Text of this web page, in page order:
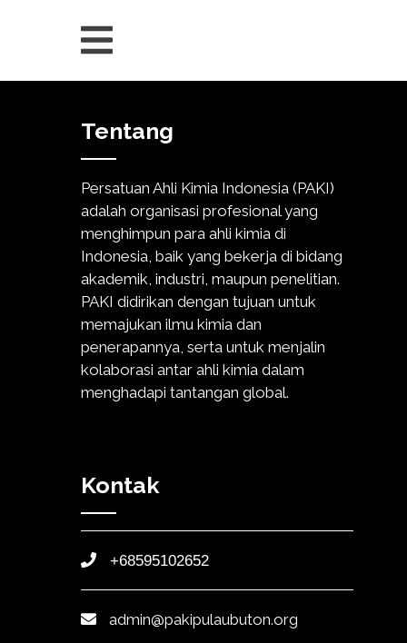
Tentang
Persatuan Ahli Kimia Indonesia (PAKI)
adalah organisasi profesional yang
menghimpun para ahli kimia di
Indonesia, baik yang bekerja di bidang
akademik, industri, maupun penelitian.
PAKI didirikan dengan tujuan untuk
memajukan ilmu kimia dan
penerapannya, serta untuk menjalin
kolaborasi antar ahli kimia dalam
menghadapi tantangan global.
Kontak
+68595102652
admin@pakipulaubuton.org